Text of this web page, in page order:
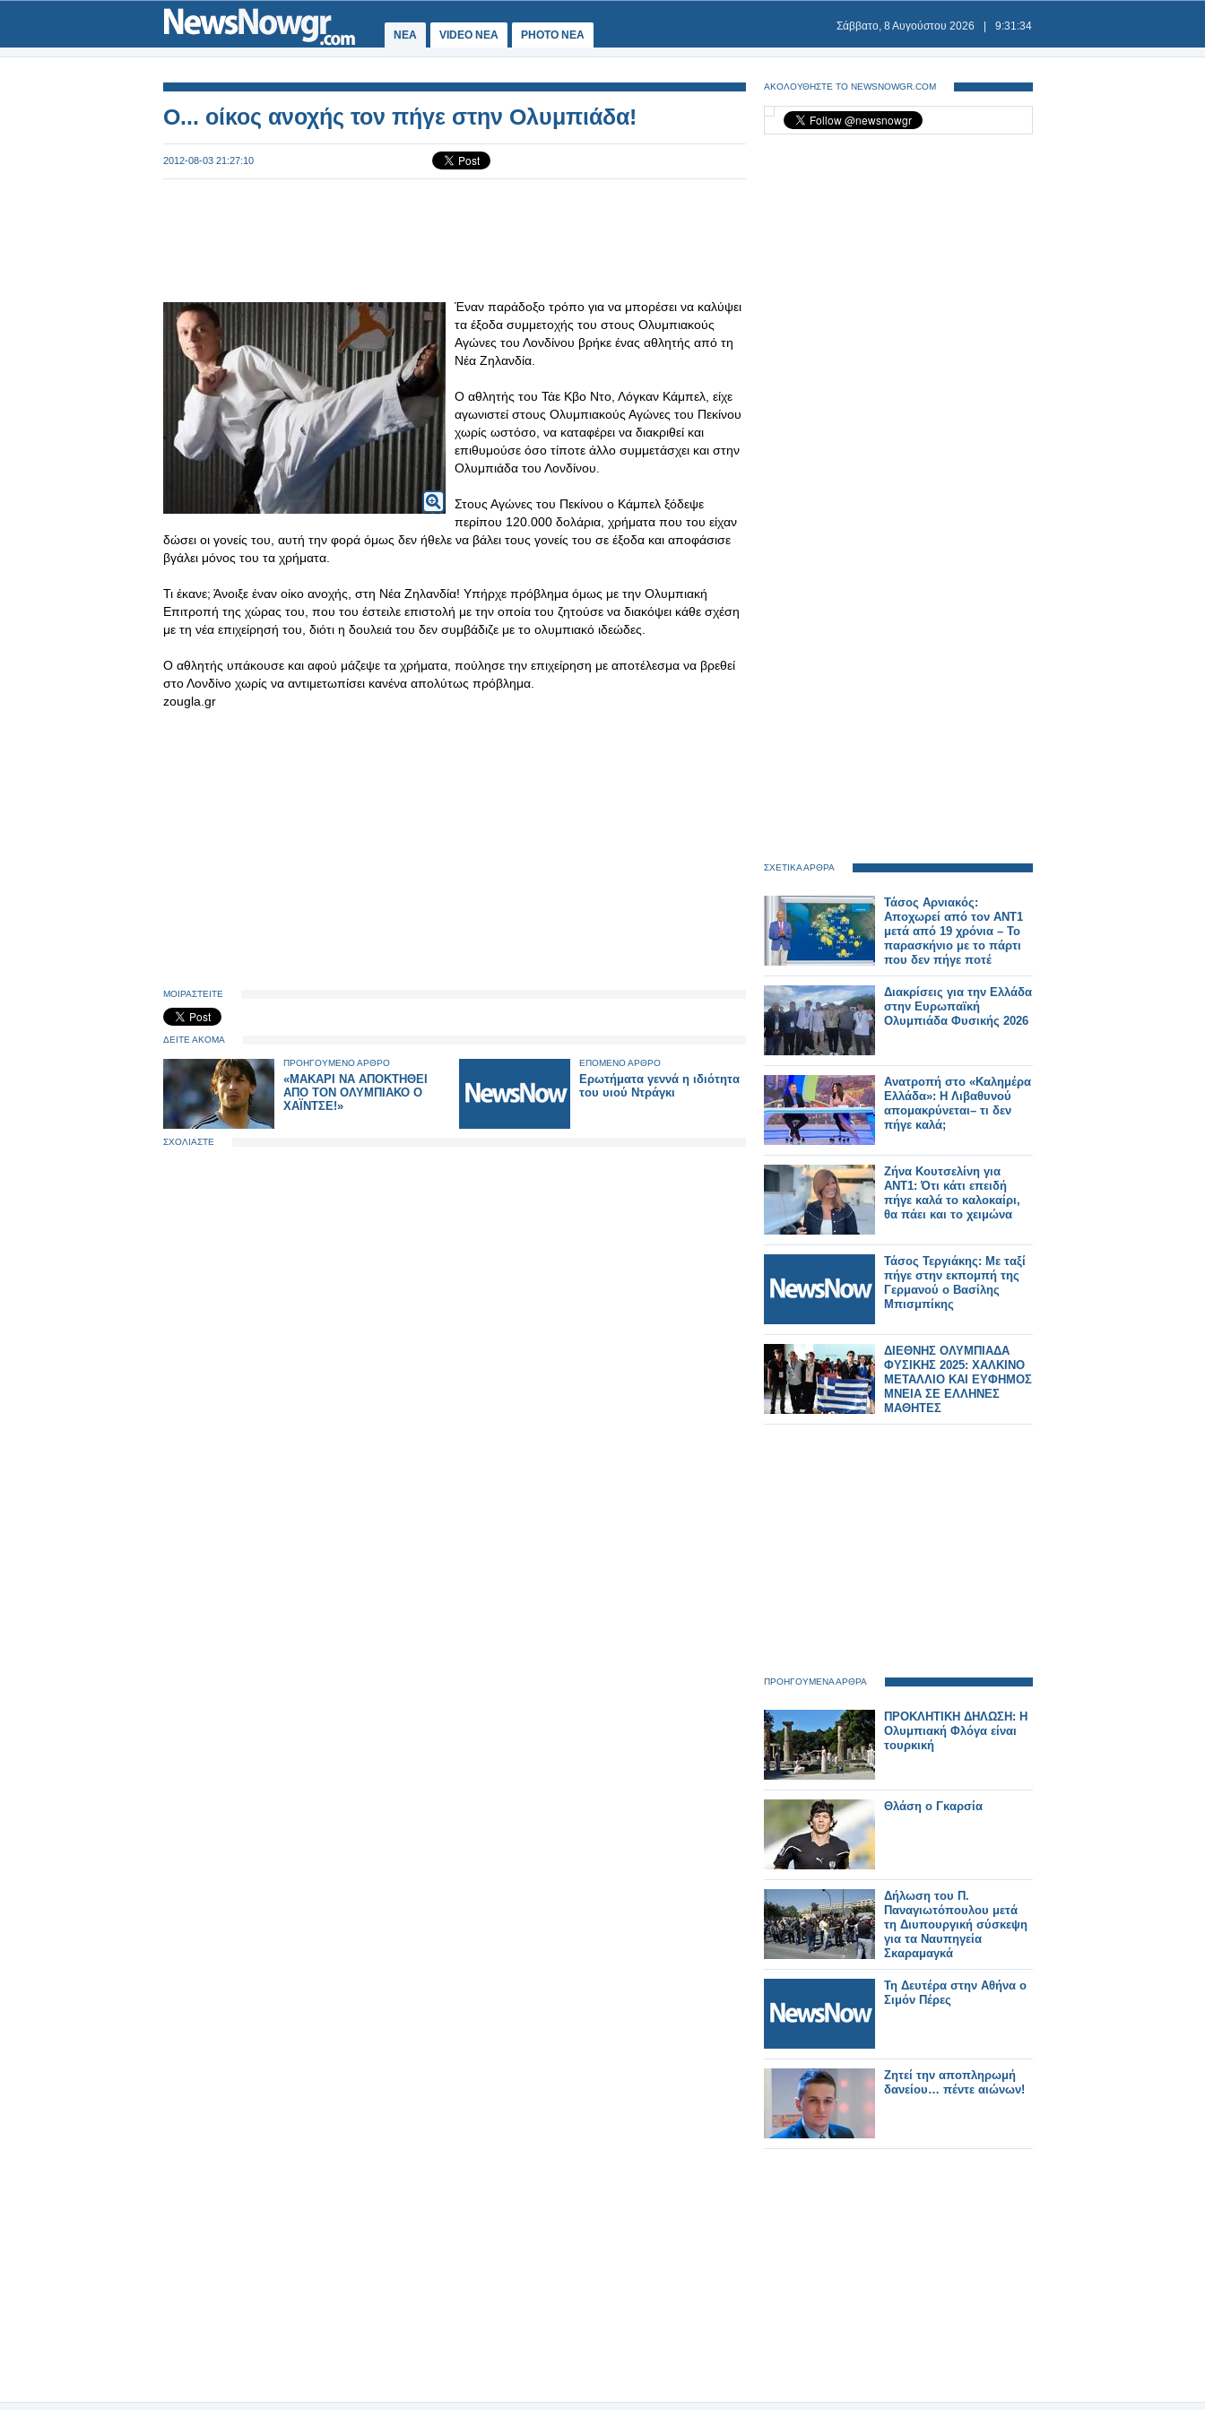
ΝΕΑ VIDEO NEA PHOTO NEA
Σάββατο, 8 Αυγούστου 2026 9:31:34
O... οίκος ανοχής τον πήγε στην Ολυμπιάδα!
2012-08-03 21:27:10
Έναν παράδοξο τρόπο για να μπορέσει να καλύψει
τα έξοδα συμμετοχής του στους Ολυμπιακούς
Αγώνες του Λονδίνου βρήκε ένας αθλητής από τη
Νέα Ζηλανδία.
Ο αθλητής του Τάε Κβο Ντο, Λόγκαν Κάμπελ, είχε
αγωνιστεί στους Ολυμπιακούς Αγώνες του Πεκίνου
χωρίς ωστόσο, να καταφέρει να διακριθεί και
επιθυμούσε όσο τίποτε άλλο συμμετάσχει και στην
Ολυμπιάδα του Λονδίνου.
Στους Αγώνες του Πεκίνου ο Κάμπελ ξόδεψε
περίπου 120.000 δολάρια, χρήματα που του είχαν
δώσει οι γονείς του, αυτή την φορά όμως δεν ήθελε να βάλει τους γονείς του σε έξοδα και αποφάσισε
βγάλει μόνος του τα χρήματα.
Τι έκανε; Άνοιξε έναν οίκο ανοχής, στη Νέα Ζηλανδία! Υπήρχε πρόβλημα όμως με την Ολυμπιακή
Επιτροπή της χώρας του, που του έστειλε επιστολή με την οποία του ζητούσε να διακόψει κάθε σχέση
με τη νέα επιχείρησή του, διότι η δουλειά του δεν συμβάδιζε με το ολυμπιακό ιδεώδες.
Ο αθλητής υπάκουσε και αφού μάζεψε τα χρήματα, πούλησε την επιχείρηση με αποτέλεσμα να βρεθεί
στο Λονδίνο χωρίς να αντιμετωπίσει κανένα απολύτως πρόβλημα.
zougla.gr
ΜΟΙΡΑΣΤΕΙΤΕ
ΔΕΙΤΕ ΑΚΟΜΑ
ΠΡΟΗΓΟΥΜΕΝΟ ΑΡΘΡΟ
«ΜΑΚΑΡΙ ΝΑ ΑΠΟΚΤΗΘΕΙ
ΑΠΟ ΤΟΝ ΟΛΥΜΠΙΑΚΟ Ο
ΧΑΪΝΤΣΕ!»
ΕΠΟΜΕΝΟ ΑΡΘΡΟ
Ερωτήματα γεννά η ιδιότητα
του υιού Ντράγκι
ΣΧΟΛΙΑΣΤΕ
ΑΚΟΛΟΥΘΗΣΤΕ ΤΟ NEWSNOWGR.COM
ΣΧΕΤΙΚΑ ΑΡΘΡΑ
Τάσος Αρνιακός:
Αποχωρεί από τον ΑΝΤ1
μετά από 19 χρόνια – Το
παρασκήνιο με το πάρτι
που δεν πήγε ποτέ
Διακρίσεις για την Ελλάδα
στην Ευρωπαϊκή
Ολυμπιάδα Φυσικής 2026
Ανατροπή στο «Καλημέρα
Ελλάδα»: Η Λιβαθυνού
απομακρύνεται– τι δεν
πήγε καλά;
Ζήνα Κουτσελίνη για
ΑΝΤ1: Ότι κάτι επειδή
πήγε καλά το καλοκαίρι,
θα πάει και το χειμώνα
Τάσος Τεργιάκης: Με ταξί
πήγε στην εκπομπή της
Γερμανού ο Βασίλης
Μπισμπίκης
ΔΙΕΘΝΗΣ ΟΛΥΜΠΙΑΔΑ
ΦΥΣΙΚΗΣ 2025: ΧΑΛΚΙΝΟ
ΜΕΤΑΛΛΙΟ ΚΑΙ ΕΥΦΗΜΟΣ
ΜΝΕΙΑ ΣΕ ΕΛΛΗΝΕΣ
ΜΑΘΗΤΕΣ
ΠΡΟΗΓΟΥΜΕΝΑ ΑΡΘΡΑ
ΠΡΟΚΛΗΤΙΚΗ ΔΗΛΩΣΗ: Η
Ολυμπιακή Φλόγα είναι
τουρκική
Θλάση ο Γκαρσία
Δήλωση του Π.
Παναγιωτόπουλου μετά
τη Διυπουργική σύσκεψη
για τα Ναυπηγεία
Σκαραμαγκά
Τη Δευτέρα στην Αθήνα ο
Σιμόν Πέρες
Ζητεί την αποπληρωμή
δανείου… πέντε αιώνων!